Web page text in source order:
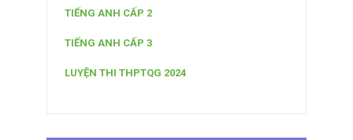
TIẾNG ANH CẤP 2
TIẾNG ANH CẤP 3
LUYỆN THI THPTQG 2024